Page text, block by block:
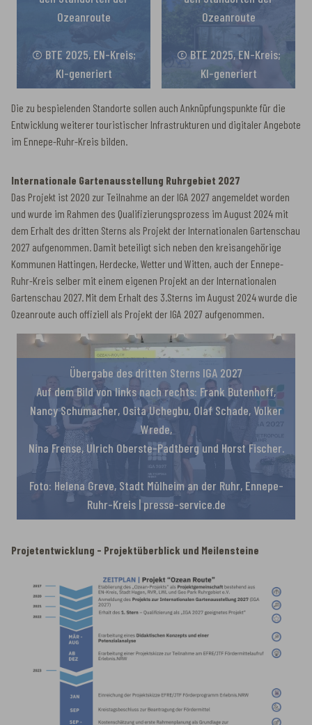
Ozeanroute
© BTE 2025, EN-Kreis;
KI-generiert
Ozeanroute
© BTE 2025, EN-Kreis;
KI-generiert
Die zu bespielenden Standorte sollen auch Anknüpfungspunkte für die
Entwicklung weiterer touristischer Infrastrukturen und digitaler Angebote
im Ennepe-Ruhr-Kreis bilden.
Übergabe des dritten Sterns IGA 2027
Auf dem Bild von links nach rechts: Frank Butenhoff,
Nancy Schumacher, Osita Uchegbu, Olaf Schade, Volker
Wrede,
Nina Frense, Ulrich Oberste-Padtberg und Horst Fischer.
Foto: Helena Greve, Stadt Mülheim an der Ruhr, Ennepe-
Ruhr-Kreis | presse-service.de
Internationale Gartenausstellung Ruhrgebiet 2027
Das Projekt ist 2020 zur Teilnahme an der IGA 2027 angemeldet worden
und wurde im Rahmen des Qualifizierungsprozess im August 2024 mit
dem Erhalt des dritten Sterns als Projekt der Internationalen Gartenschau
2027 aufgenommen. Damit beteiligt sich neben den kreisangehörige
Kommunen Hattingen, Herdecke, Wetter und Witten, auch der Ennepe-
Ruhr-Kreis selber mit einem eigenen Projekt an der Internationalen
Gartenschau 2027. Mit dem Erhalt des 3.Sterns im August 2024 wurde die
Ozeanroute auch offiziell als Projekt der IGA 2027 aufgenommen.
Projetentwicklung - Projektüberblick und Meilensteine